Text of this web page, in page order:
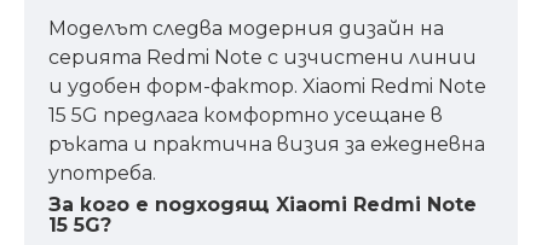
Моделът следва модерния дизайн на
серията Redmi Note с изчистени линии
и удобен форм-фактор. Xiaomi Redmi Note
15 5G предлага комфортно усещане в
ръката и практична визия за ежедневна
употреба.
За кого е подходящ Xiaomi Redmi Note
15 5G?